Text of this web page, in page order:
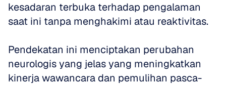
kesadaran terbuka terhadap pengalaman
saat ini tanpa menghakimi atau reaktivitas.
Pendekatan ini menciptakan perubahan
neurologis yang jelas yang meningkatkan
kinerja wawancara dan pemulihan pasca-